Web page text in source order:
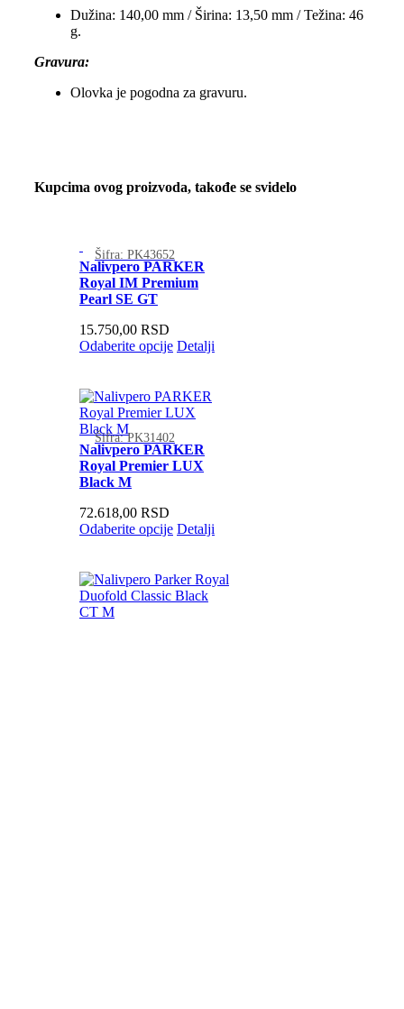
Dužina: 140,00 mm / Širina: 13,50 mm / Težina: 46
g.
Gravura:
Olovka je pogodna za gravuru.
Kupcima ovog proizvoda, takođe se svidelo
Šifra: PK43652
Nalivpero PARKER
Royal IM Premium
Pearl SE GT
15.750,00 RSD
Odaberite opcije Detalji
Šifra: PK31402
Nalivpero PARKER
Royal Premier LUX
Black M
72.618,00 RSD
Odaberite opcije Detalji